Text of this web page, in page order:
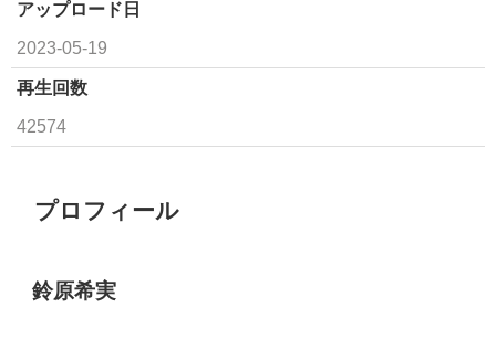
アップロード日
2023-05-19
再生回数
42574
プロフィール
鈴原希実